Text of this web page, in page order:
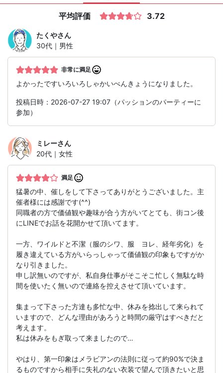
平均評価 3.72
たくやさん
30代｜男性
非常に満足
よかったですいろいろしゃかいべんきょうになりました。
投稿日時：2026-07-27 19:07（パッションのパーティーに
参加）
ミレーさん
20代｜女性
満足
猛暑の中、催しをして下さってありがとうございました。主
催者様には感謝です(^^)
同職者の方で価値観や趣味が合う方がいてとても、街コン後
にLINEでお話を花開かせて頂いてます。
一方、ワイルドと不潔（服のシワ、服 ヨレ、経年劣化）を
履き違えている方がいらっしゃって価値観の印象もですがか
なり引きました。
申し訳無いのですが、私自身仕事がそこそこ忙しく無駄な時
間を使いたく無いので連絡を控えさせて頂いています。
集まって下さった方達も多忙な中、休みを捻出して来られて
いますので、どんな理由があろうと時間の厳守はすべきだと
考えます。
私は休みをもぎ取って来ましたので…
やはり、第一印象はメラビアンの法則に従って約90%で決ま
るものですから相手に失礼のない衣装で望んで頂きたいと思